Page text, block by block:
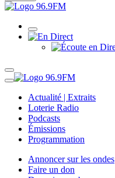
Actualité | Extraits
Loterie Radio
Podcasts
Émissions
Programmation
Annoncer sur les ondes
Faire un don